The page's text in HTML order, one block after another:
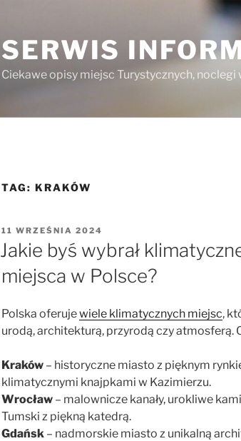
SERWIS
Ciekawe opisy miejsc Turystycznych, noclegi
TAG: KRAKÓW
OPUBLIKOWANE
W
11 WRZEŚNIA 2024
Jakie byś wybrał
miejsca w Polsce?
Polska oferujewiele klimatycznych miejsc,
urodą, architekturą, przyrodą czy atmosferą.
Kraków – historyczne miasto z pięknym
klimatycznymi knajpkami w Kazimierzu.
Wrocław – malownicze kanały, urokliwe
Tumski z piękną katedrą.
Gdańsk – nadmorskie miasto z unikalną